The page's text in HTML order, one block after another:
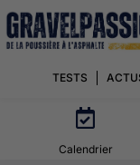
TESTS
Calendrier